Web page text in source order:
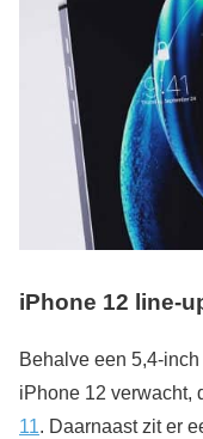
iPhone 12 line-
Behalve een 5,4-
iPhone 12 verwacht,
11. Daarnaast zit er